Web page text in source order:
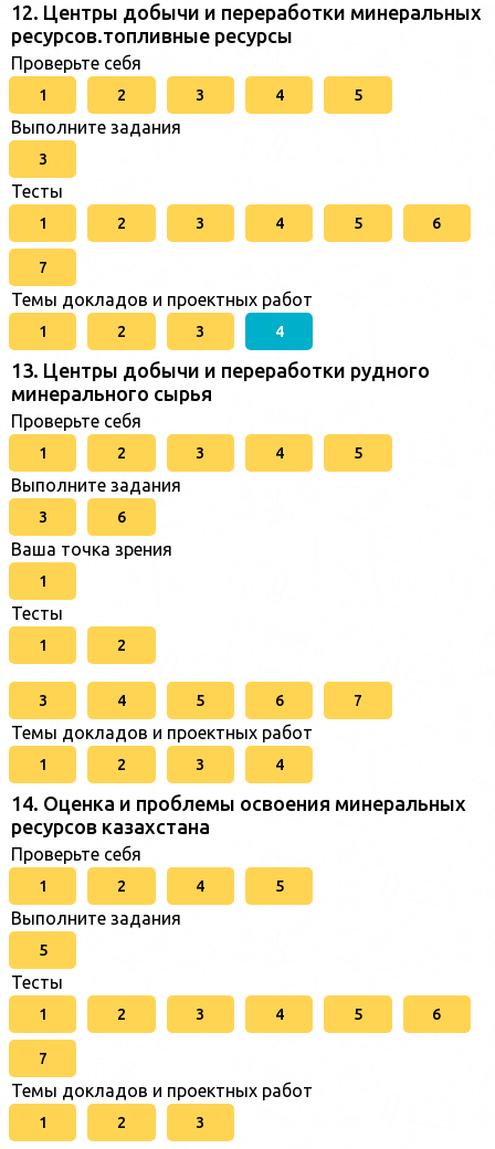
12. Центры добычи и переработки минеральных
ресурсов.топливные ресурсы
Проверьте себя
1 2 3 4 5
Выполните задания
3
Тесты
1 2 3 4 5 6
7
Темы докладов и проектных работ
1 2 3 4
13. Центры добычи и переработки рудного
минерального сырья
Проверьте себя
1 2 3 4 5
Выполните задания
3 6
Ваша точка зрения
1
Тесты
1 2
3 4 5 6 7
Темы докладов и проектных работ
1 2 3 4
14. Оценка и проблемы освоения минеральных
ресурсов казахстана
Проверьте себя
1 2 4 5
Выполните задания
5
Тесты
1 2 3 4 5 6
7
Темы докладов и проектных работ
1 2 3